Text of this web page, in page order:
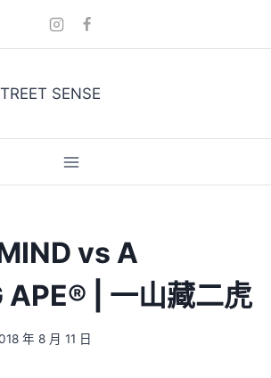
vs A
APE® | 一山藏二虎
年 8 月 11 日